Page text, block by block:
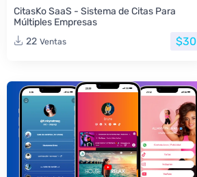
CitasKo SaaS - Sistema de Citas Para
Múltiples Empresas
22 Ventas $30